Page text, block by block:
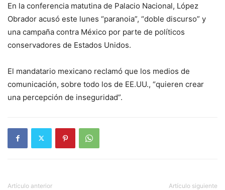
En la conferencia matutina de Palacio Nacional, López
Obrador acusó este lunes “paranoia”, “doble discurso” y
una campaña contra México por parte de políticos
conservadores de Estados Unidos.
El mandatario mexicano reclamó que los medios de
comunicación, sobre todo los de EE.UU., “quieren crear
una percepción de inseguridad”.
Artículo anterior Artículo siguiente